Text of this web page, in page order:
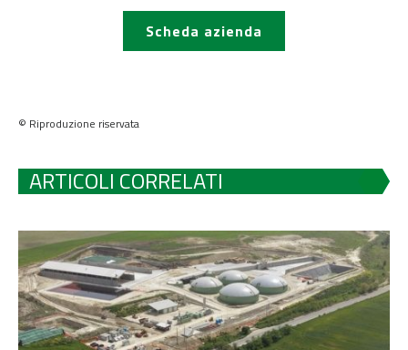
Scheda azienda
© Riproduzione riservata
ARTICOLI CORRELATI